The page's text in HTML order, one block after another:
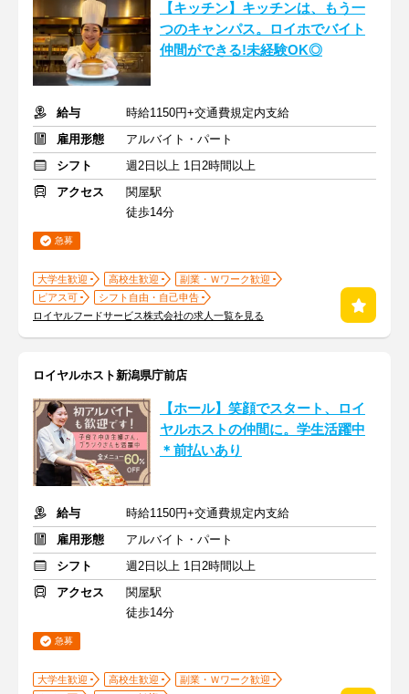
【キッチン】キッチンは、もう一
つのキャンパス。ロイホでバイト
仲間ができる!未経験OK◎
給与
時給1150円+交通費規定内支給
雇用形態
アルバイト・パート
シフト
週2日以上 1日2時間以上
アクセス
関屋駅
徒歩14分
急募
大学生歓迎 高校生歓迎
副業・Ｗワーク歓迎
ピアス可
シフト自由・自己申告
ロイヤルフードサービス株式会社の求人一覧を見る
ロイヤルホスト新潟県庁前店
【ホール】笑顔でスタート、ロイ
ヤルホストの仲間に。学生活躍中
＊前払いあり
給与
時給1150円+交通費規定内支給
雇用形態
アルバイト・パート
シフト
週2日以上 1日2時間以上
アクセス
関屋駅
徒歩14分
急募
大学生歓迎 高校生歓迎
副業・Ｗワーク歓迎